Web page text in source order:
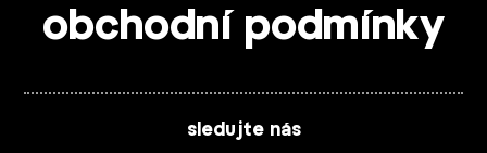
obchodní podmínky
sledujte nás